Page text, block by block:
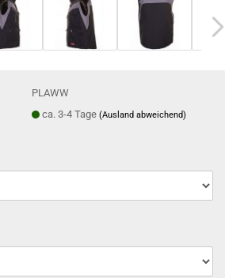
PLAWW
ca. 3-4 Tage(Ausland abweichend)